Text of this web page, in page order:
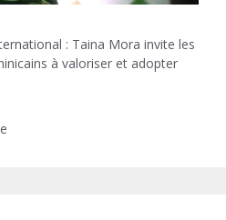
: Taina Mora invite les
à valoriser et adopter